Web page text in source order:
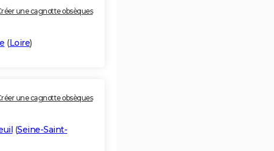
une cagnotte obsèques
(Loire)
une cagnotte obsèques
(Seine-Saint-